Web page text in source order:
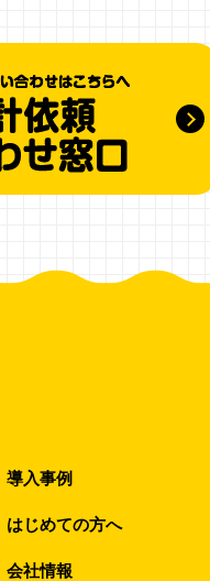
導入事例
はじめての方へ
会社情報